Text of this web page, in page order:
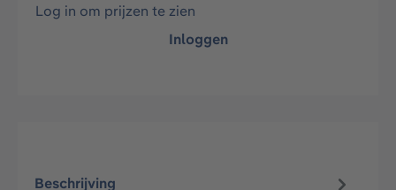
Log in om prijzen te zien
Inloggen
Beschrijving